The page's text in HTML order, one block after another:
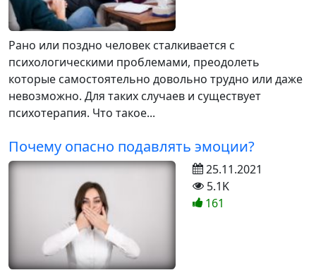
Рано или поздно человек сталкивается с
психологическими проблемами, преодолеть
которые самостоятельно довольно трудно или даже
невозможно. Для таких случаев и существует
психотерапия. Что такое...
Почему опасно подавлять эмоции?
25.11.2021
5.1K
161